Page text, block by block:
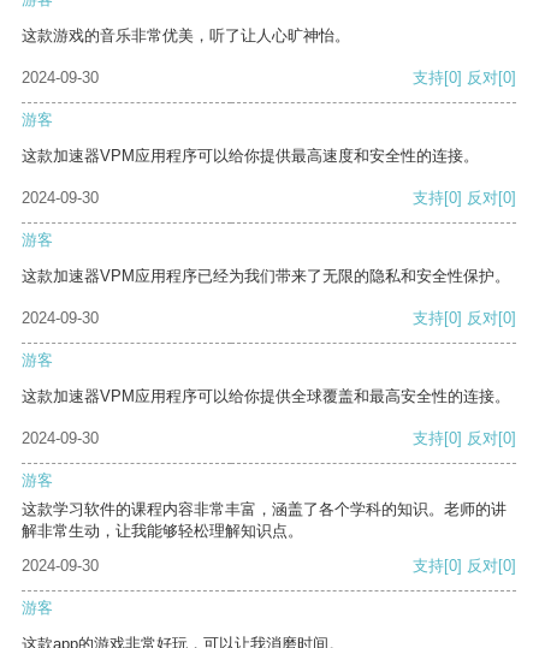
这款游戏的音乐非常优美，听了让人心旷神怡。
2024-09-30 支持[0] 反对[0]
游客
这款加速器VPM应用程序可以给你提供最高速度和安全性的连接。
2024-09-30 支持[0] 反对[0]
游客
这款加速器VPM应用程序已经为我们带来了无限的隐私和安全性保护。
2024-09-30 支持[0] 反对[0]
游客
这款加速器VPM应用程序可以给你提供全球覆盖和最高安全性的连接。
2024-09-30 支持[0] 反对[0]
游客
这款学习软件的课程内容非常丰富，涵盖了各个学科的知识。老师的讲
解非常生动，让我能够轻松理解知识点。
2024-09-30
支持[0] 反对[0]
游客
这款app的游戏非常好玩，可以让我消磨时间。